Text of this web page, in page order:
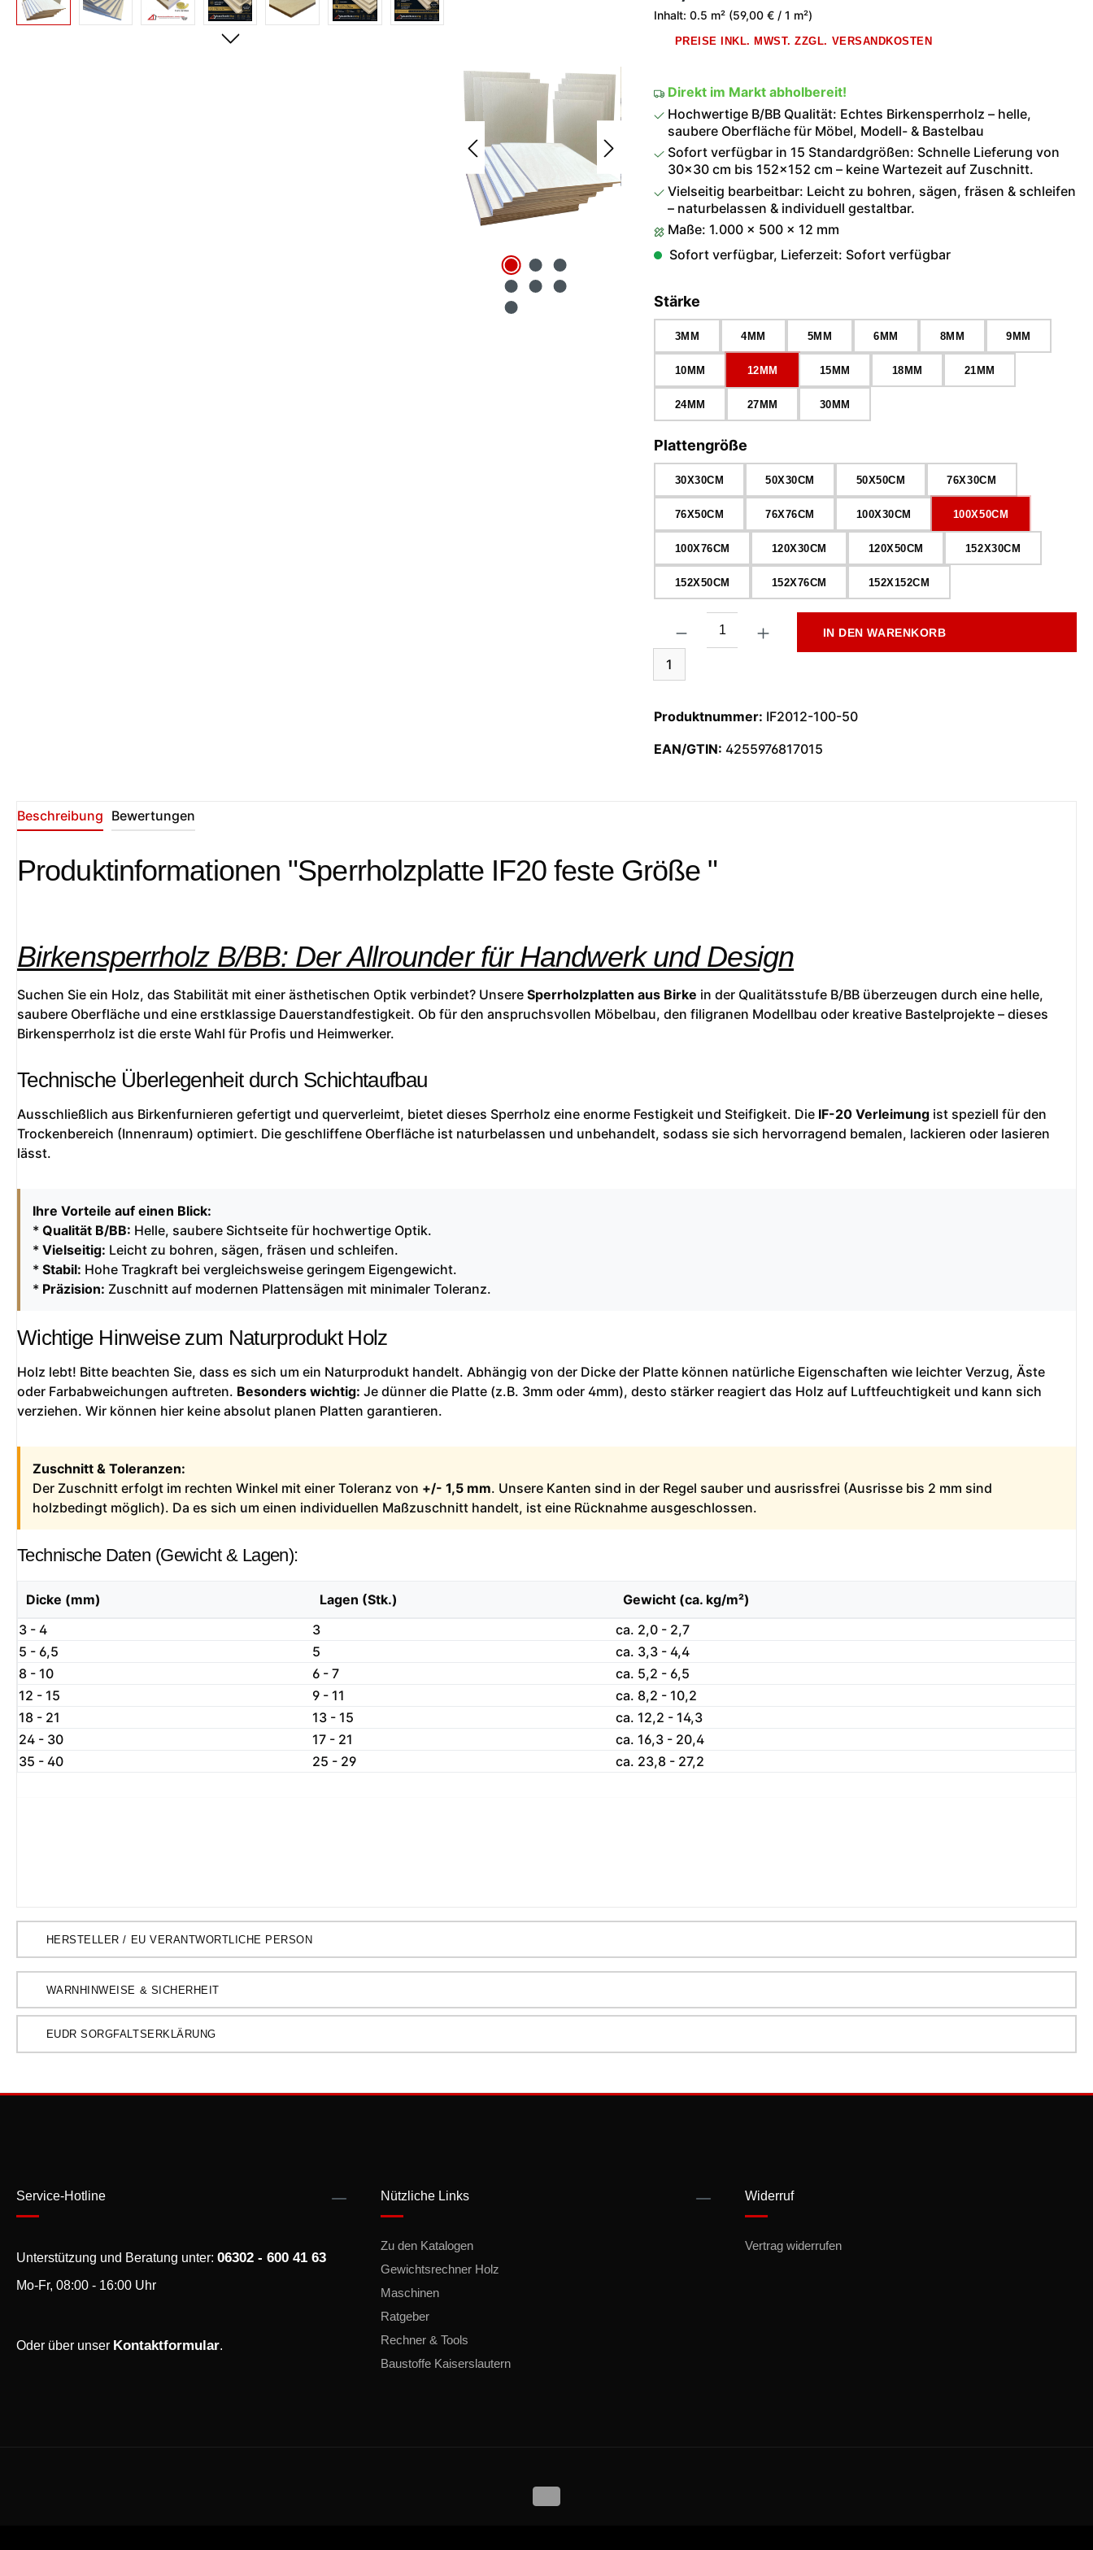
Inhalt: 0.5 m² (59,00 € / 1 m²)
PREISE INKL. MWST. ZZGL. VERSANDKOSTEN
Direkt im Markt abholbereit!
Hochwertige B/BB Qualität: Echtes Birkensperrholz – helle,
saubere Oberfläche für Möbel, Modell- & Bastelbau
Sofort verfügbar in 15 Standardgrößen: Schnelle Lieferung von
30×30 cm bis 152×152 cm – keine Wartezeit auf Zuschnitt.
Vielseitig bearbeitbar: Leicht zu bohren, sägen, fräsen & schleifen
– naturbelassen & individuell gestaltbar.
Maße: 1.000 × 500 × 12 mm
Sofort verfügbar, Lieferzeit: Sofort verfügbar
Stärke
3MM 4MM 5MM 6MM 8MM 9MM
10MM 12MM 15MM 18MM 21MM
24MM 27MM 30MM
Plattengröße
30X30CM 50X30CM 50X50CM 76X30CM
76X50CM 76X76CM 100X30CM 100X50CM
100X76CM 120X30CM 120X50CM 152X30CM
152X50CM 152X76CM 152X152CM
1
IN DEN WARENKORB
Produktnummer: IF2012-100-50
EAN/GTIN: 4255976817015
Beschreibung Bewertungen
Produktinformationen "Sperrholzplatte IF20 feste Größe "
Birkensperrholz B/BB: Der Allrounder für Handwerk und Design
Suchen Sie ein Holz, das Stabilität mit einer ästhetischen Optik verbindet? Unsere Sperrholzplatten aus Birke in der Qualitätsstufe B/BB überzeugen durch eine helle,
saubere Oberfläche und eine erstklassige Dauerstandfestigkeit. Ob für den anspruchsvollen Möbelbau, den filigranen Modellbau oder kreative Bastelprojekte – dieses
Birkensperrholz ist die erste Wahl für Profis und Heimwerker.
Technische Überlegenheit durch Schichtaufbau
Ausschließlich aus Birkenfurnieren gefertigt und querverleimt, bietet dieses Sperrholz eine enorme Festigkeit und Steifigkeit. Die IF-20 Verleimung ist speziell für den
Trockenbereich (Innenraum) optimiert. Die geschliffene Oberfläche ist naturbelassen und unbehandelt, sodass sie sich hervorragend bemalen, lackieren oder lasieren
lässt.
Ihre Vorteile auf einen Blick:
* Qualität B/BB: Helle, saubere Sichtseite für hochwertige Optik.
* Vielseitig: Leicht zu bohren, sägen, fräsen und schleifen.
* Stabil: Hohe Tragkraft bei vergleichsweise geringem Eigengewicht.
* Präzision: Zuschnitt auf modernen Plattensägen mit minimaler Toleranz.
Wichtige Hinweise zum Naturprodukt Holz
Holz lebt! Bitte beachten Sie, dass es sich um ein Naturprodukt handelt. Abhängig von der Dicke der Platte können natürliche Eigenschaften wie leichter Verzug, Äste
oder Farbabweichungen auftreten. Besonders wichtig: Je dünner die Platte (z.B. 3mm oder 4mm), desto stärker reagiert das Holz auf Luftfeuchtigkeit und kann sich
verziehen. Wir können hier keine absolut planen Platten garantieren.
Zuschnitt & Toleranzen:
Der Zuschnitt erfolgt im rechten Winkel mit einer Toleranz von +/- 1,5 mm. Unsere Kanten sind in der Regel sauber und ausrissfrei (Ausrisse bis 2 mm sind
holzbedingt möglich). Da es sich um einen individuellen Maßzuschnitt handelt, ist eine Rücknahme ausgeschlossen.
Technische Daten (Gewicht & Lagen):
Dicke (mm) Lagen (Stk.)
Gewicht (ca. kg/m²)
3 - 4
3
ca. 2,0 - 2,7
5 - 6,5
5
ca. 3,3 - 4,4
8 - 10
6 - 7
ca. 5,2 - 6,5
12 - 15
9 - 11
ca. 8,2 - 10,2
18 - 21
13 - 15
ca. 12,2 - 14,3
24 - 30
17 - 21
ca. 16,3 - 20,4
35 - 40
25 - 29 ca. 23,8 - 27,2
HERSTELLER / EU VERANTWORTLICHE PERSON
WARNHINWEISE & SICHERHEIT
EUDR SORGFALTSERKLÄRUNG
Service-Hotline
Unterstützung und Beratung unter: 06302 - 600 41 63
Mo-Fr, 08:00 - 16:00 Uhr
Oder über unser Kontaktformular.
Nützliche Links
Zu den Katalogen
Gewichtsrechner Holz
Maschinen
Ratgeber
Rechner & Tools
Baustoffe Kaiserslautern
Widerruf
Vertrag widerrufen